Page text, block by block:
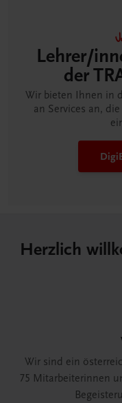
Lehrer/
der
Wir bieten Ihnen in
an Services an,
Herzlich
Wir sind ein
75 Mitarbeiterinnen